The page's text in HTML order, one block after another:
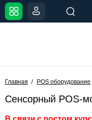
Главная POS оборудование
Сенсорный POS-